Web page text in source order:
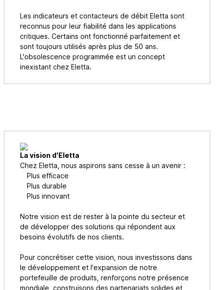
Les indicateurs et contacteurs de débit Eletta sont
reconnus pour leur fiabilité dans les applications
critiques. Certains ont fonctionné parfaitement et
sont toujours utilisés après plus de 50 ans.
L'obsolescence programmée est un concept
inexistant chez Eletta.
La vision d'Eletta
Chez Eletta, nous aspirons sans cesse à un avenir :
Plus efficace
Plus durable
Plus innovant
Notre vision est de rester à la pointe du secteur et
de développer des solutions qui répondent aux
besoins évolutifs de nos clients.
Pour concrétiser cette vision, nous investissons dans
le développement et l'expansion de notre
portefeuille de produits, renforçons notre présence
mondiale, construisons des partenariats solides et